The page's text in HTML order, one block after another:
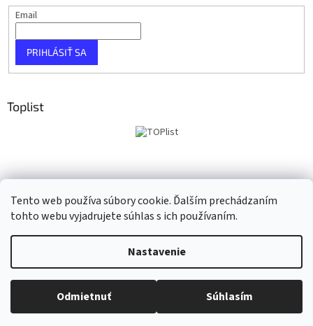
Tento web používa súbory cookie. Ďalším prechádzaním
tohto webu vyjadrujete súhlas s ich používaním.
Nastavenie
Odmietnuť Súhlasím
Email
PRIHLÁSIŤ SA
Toplist
Copyright 2026Taho Music. Všetky práva vyhradené.Upraviť